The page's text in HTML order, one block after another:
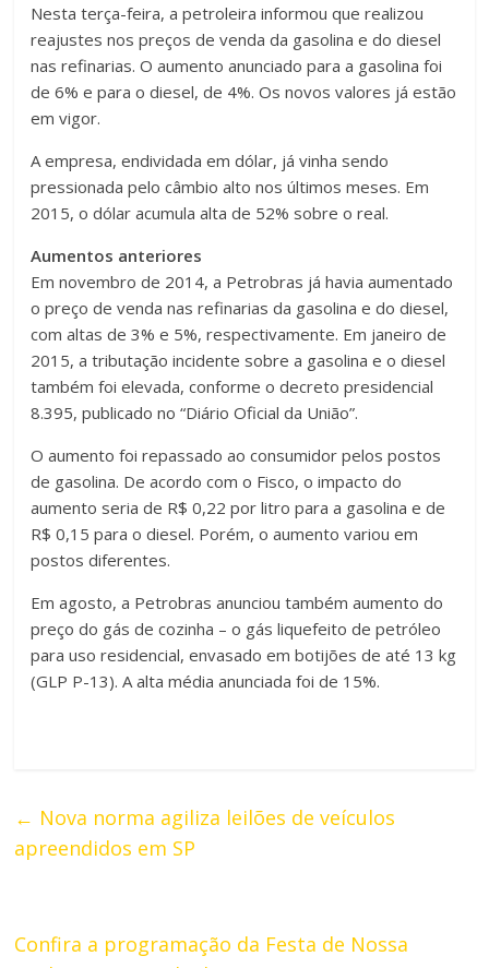
Nesta terça-feira, a petroleira informou que realizou
reajustes nos preços de venda da gasolina e do diesel
nas refinarias. O aumento anunciado para a gasolina foi
de 6% e para o diesel, de 4%. Os novos valores já estão
em vigor.
A empresa, endividada em dólar, já vinha sendo
pressionada pelo câmbio alto nos últimos meses. Em
2015, o dólar acumula alta de 52% sobre o real.
Aumentos anteriores
Em novembro de 2014, a Petrobras já havia aumentado
o preço de venda nas refinarias da gasolina e do diesel,
com altas de 3% e 5%, respectivamente. Em janeiro de
2015, a tributação incidente sobre a gasolina e o diesel
também foi elevada, conforme o decreto presidencial
8.395, publicado no “Diário Oficial da União”.
O aumento foi repassado ao consumidor pelos postos
de gasolina. De acordo com o Fisco, o impacto do
aumento seria de R$ 0,22 por litro para a gasolina e de
R$ 0,15 para o diesel. Porém, o aumento variou em
postos diferentes.
Em agosto, a Petrobras anunciou também aumento do
preço do gás de cozinha – o gás liquefeito de petróleo
para uso residencial, envasado em botijões de até 13 kg
(GLP P-13). A alta média anunciada foi de 15%.
← Nova norma agiliza leilões de veículos
apreendidos em SP
Confira a programação da Festa de Nossa